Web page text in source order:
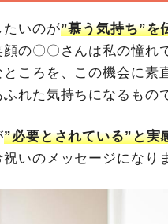
たいのが”慕う気持ち”を
の〇〇さんは私の憧れ
ころを、この機会に素
れた気持ちになるもの
”必要とされている”と実
いのメッセージになり